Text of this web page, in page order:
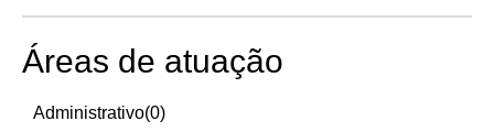
Áreas de atuação
Administrativo(0)